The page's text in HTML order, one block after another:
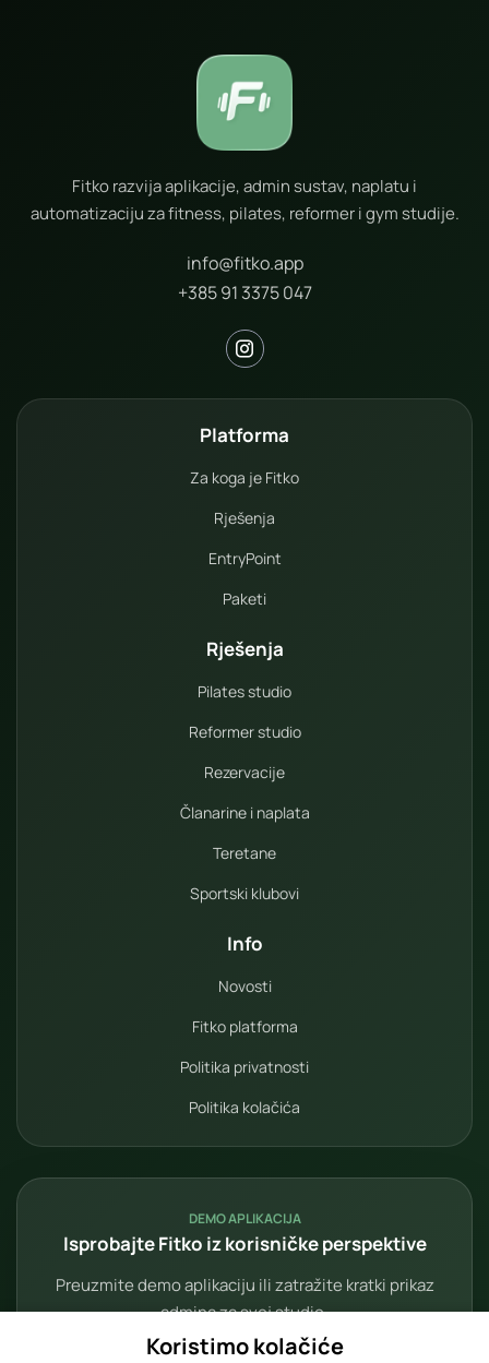
Fitko razvija aplikacije, admin sustav, naplatu i
automatizaciju za fitness, pilates, reformer i gym studije.
info@fitko.app
+385 91 3375 047
Platforma
Za koga je Fitko
Rješenja
EntryPoint
Paketi
Rješenja
Pilates studio
Reformer studio
Rezervacije
Članarine i naplata
Teretane
Sportski klubovi
Info
Novosti
Fitko platforma
Politika privatnosti
Politika kolačića
DEMO APLIKACIJA
Isprobajte Fitko iz korisničke perspektive
Preuzmite demo aplikaciju ili zatražite kratki prikaz
admina za svoj studio.
Koristimo kolačiće